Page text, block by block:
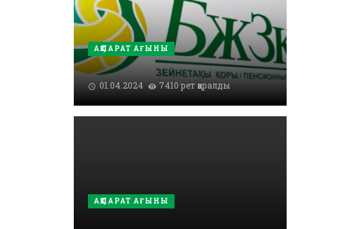
АҚПАРАТ АҒЫНЫ
01.04.2024 7410 рет қаралды
АҚПАРАТ АҒЫНЫ